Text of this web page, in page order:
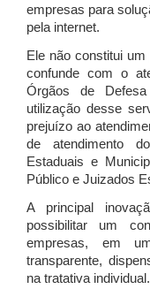
empresas para
pela internet.
Ele não constitui
confunde com o
Órgãos de
utilização desse
prejuízo ao
de atendimento
Estaduais e
Público e Juizados
A principal
possibilitar um
empresas, em
transparente,
na tratativa individual.